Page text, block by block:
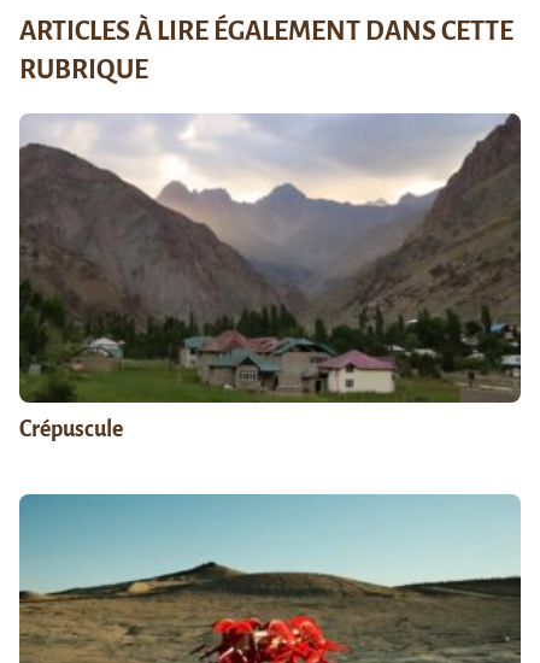
ARTICLES À LIRE ÉGALEMENT DANS CETTE
RUBRIQUE
Crépuscule